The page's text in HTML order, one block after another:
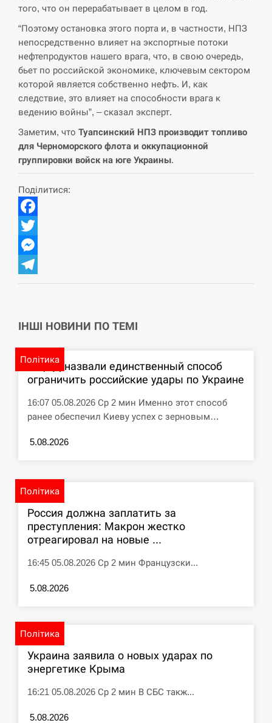
того, что он перерабатывает в целом в год.
“Поэтому остановка этого порта и, в частности, НПЗ
непосредственно влияет на экспортные потоки
нефтепродуктов нашего врага, что, в свою очередь,
бьет по российской экономике, ключевым сектором
которой является собственно нефть. И, как
следствие, это влияет на способности врага к
ведению войны”, – сказал эксперт.
Заметим, что Туапсинский НПЗ производит топливо
для Черноморского флота и оккупационной
группировки войск на юге Украины.
Поділитися:
Facebook
Twitter
Messenger
Telegram
ІНШІ НОВИНИ ПО ТЕМІ
Політика
В ЦПД назвали единственный способ
ограничить российские удары по Украине
16:07 05.08.2026 Ср 2 мин Именно этот способ
ранее обеспечил Киеву успех с зерновым…
5.08.2026
Політика
Россия должна заплатить за
преступления: Макрон жестко
отреагировал на новые ...
16:45 05.08.2026 Ср 2 мин Французски...
5.08.2026
Політика
Украина заявила о новых ударах по
энергетике Крыма
16:21 05.08.2026 Ср 2 мин В СБС такж...
5.08.2026